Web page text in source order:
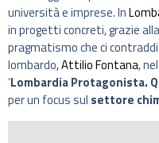
università e imprese. In
in progetti concreti, grazie
pragmatismo che ci
lombardo,Attilio Fontana,
‘Lombardia Protagonista.
per un focus sul settore